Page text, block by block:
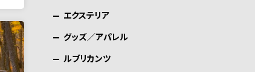
エクステリア
グッズ／アパレル
ルブリカンツ